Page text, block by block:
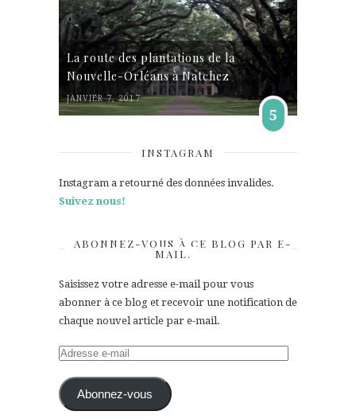
La route des plantations de la
Nouvelle-Orléans à Natchez
JANVIER 7, 2017
5
INSTAGRAM
Instagram a retourné des données invalides.
Suivez nous!
ABONNEZ-VOUS À CE BLOG PAR E-
MAIL.
Saisissez votre adresse e-mail pour vous
abonner à ce blog et recevoir une notification de
chaque nouvel article par e-mail.
Adresse
mail Abonnez-vous